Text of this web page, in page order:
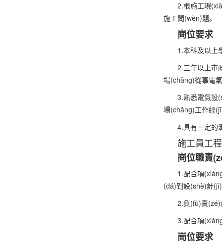
2.根施工現
施工問(wèn)題。
崗位要求
1.本科及以
2.三年以上
場(chǎng)從事電
3.熟悉電氣
場(chǎng)工作
4.具有一定
施工員工
崗位職責
1.配合項
(dá)到設(shè)計
2.負(fù)責
3.配合項
崗位要求